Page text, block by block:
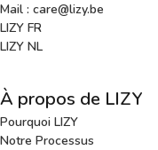
Mail : care@lizy.be
LIZY FR
LIZY NL
À propos de LIZY
Pourquoi LIZY
Notre Processus